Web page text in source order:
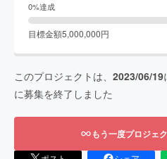
0%達成
目標金額5,000,000円
このプロジェクトは、 2023/06/19
に募集を終了しました
もう一度プロジェ